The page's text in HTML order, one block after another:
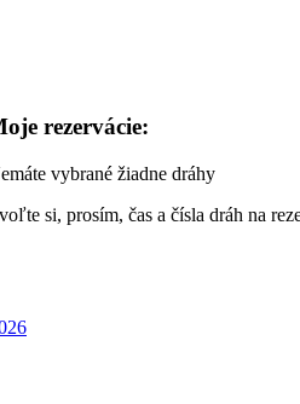
rezervácie:
vybrané žiadne dráhy
si, prosím, čas a čísla dráh na